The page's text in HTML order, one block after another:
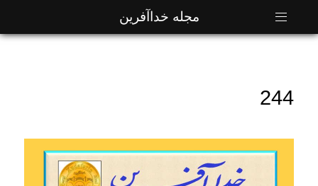
مجله خداآفرین
244